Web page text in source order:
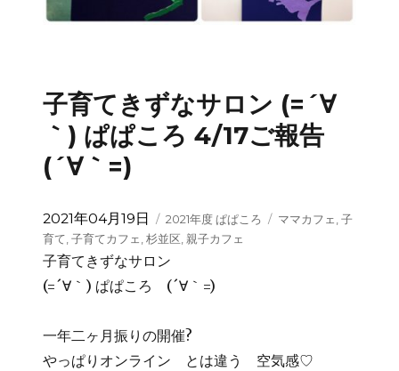
子育てきずなサロン (=´∀
｀) ぱぱころ 4/17ご報告
(´∀｀=)
投
稿
日:
2021年04月19日
カ
テ
ー
2021年度 ぱぱころ
タ
ママカフェ,子
育て,子育てカフェ,杉並区,親子カフェ
子育てきずなサロン
(=´∀｀) ぱぱころ (´∀｀=)
一年二ヶ月振りの開催?
やっぱりオンライン とは違う 空気感♡